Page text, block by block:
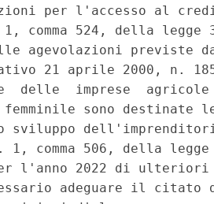
per l'accesso al
comma 524, della legge
agevolazioni
21 aprile 2000, n.
delle  imprese
femminile sono
sviluppo
comma 506, della legge
l'anno 2022 di
adeguare il citato